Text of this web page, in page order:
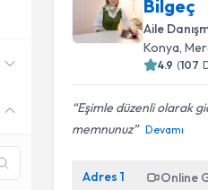
Bilgeç
Aile
Konya,
4.9 (107
Eşimle düzenli olarak
memnunuz
Devamı
Adres1 Online